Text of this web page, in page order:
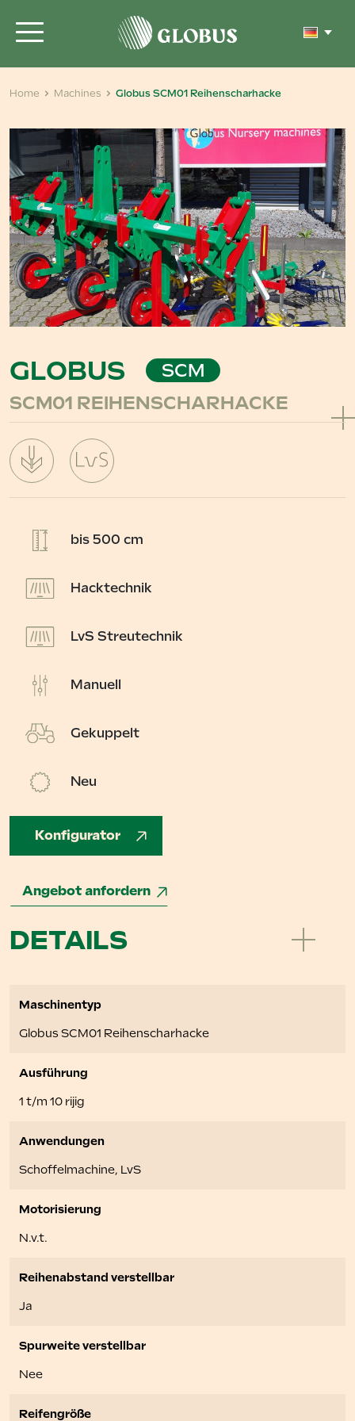
Home Machines Globus SCM01 Reihenscharhacke
GLOBUS
SCM
SCM01 REIHENSCHARHACKE
bis 500 cm
Hacktechnik
LvS Streutechnik
Manuell
Gekuppelt
Neu
Konfigurator
Angebot anfordern
DETAILS
Maschinentyp
Globus SCM01 Reihenscharhacke
Ausführung
1 t/m 10 rijig
Anwendungen
Schoffelmachine, LvS
Motorisierung
N.v.t.
Reihenabstand verstellbar
Ja
Spurweite verstellbar
Nee
Reifengröße